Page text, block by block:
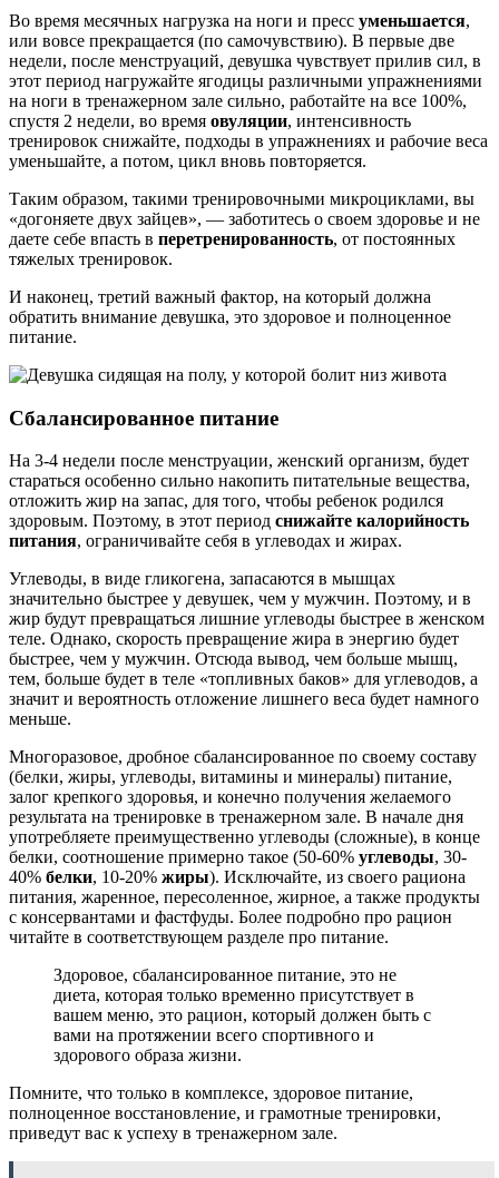
Во время месячных нагрузка на ноги и пресс уменьшается,
или вовсе прекращается (по самочувствию). В первые две
недели, после менструаций, девушка чувствует прилив сил, в
этот период нагружайте ягодицы различными упражнениями
на ноги в тренажерном зале сильно, работайте на все 100%,
спустя 2 недели, во время овуляции, интенсивность
тренировок снижайте, подходы в упражнениях и рабочие веса
уменьшайте, а потом, цикл вновь повторяется.
Таким образом, такими тренировочными микроциклами, вы
«догоняете двух зайцев», — заботитесь о своем здоровье и не
даете себе впасть в перетренированность, от постоянных
тяжелых тренировок.
И наконец, третий важный фактор, на который должна
обратить внимание девушка, это здоровое и полноценное
питание.
Сбалансированное питание
На 3-4 недели после менструации, женский организм, будет
стараться особенно сильно накопить питательные вещества,
отложить жир на запас, для того, чтобы ребенок родился
здоровым. Поэтому, в этот период снижайте калорийность
питания, ограничивайте себя в углеводах и жирах.
Углеводы, в виде гликогена, запасаются в мышцах
значительно быстрее у девушек, чем у мужчин. Поэтому, и в
жир будут превращаться лишние углеводы быстрее в женском
теле. Однако, скорость превращение жира в энергию будет
быстрее, чем у мужчин. Отсюда вывод, чем больше мышц,
тем, больше будет в теле «топливных баков» для углеводов, а
значит и вероятность отложение лишнего веса будет намного
меньше.
Многоразовое, дробное сбалансированное по своему составу
(белки, жиры, углеводы, витамины и минералы) питание,
залог крепкого здоровья, и конечно получения желаемого
результата на тренировке в тренажерном зале. В начале дня
употребляете преимущественно углеводы (сложные), в конце
белки, соотношение примерно такое (50-60% углеводы, 30-
40% белки, 10-20% жиры). Исключайте, из своего рациона
питания, жаренное, пересоленное, жирное, а также продукты
с консервантами и фастфуды. Более подробно про рацион
читайте в соответствующем разделе про питание.
Здоровое, сбалансированное питание, это не
диета, которая только временно присутствует в
вашем меню, это рацион, который должен быть с
вами на протяжении всего спортивного и
здорового образа жизни.
Помните, что только в комплексе, здоровое питание,
полноценное восстановление, и грамотные тренировки,
приведут вас к успеху в тренажерном зале.